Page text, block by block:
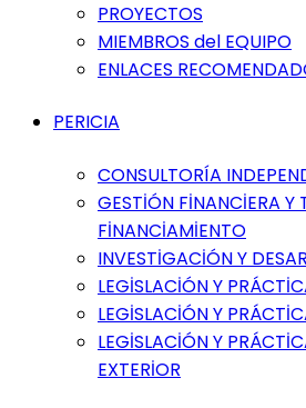
PROYECTOS
MIEMBROS del EQUIPO
ENLACES
PERICIA
CONSULTORÍA
GESTİÓN FİNANCİERA Y
FİNANCİAMİENTO
INVESTİGACİÓN Y
LEGİSLACİÓN Y
LEGİSLACİÓN Y
LEGİSLACİÓN Y
EXTERİOR